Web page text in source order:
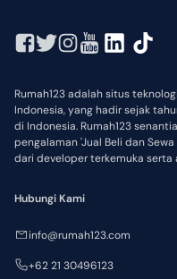
Rumah123 adalah situs
Indonesia, yang hadir sejak
di Indonesia. Rumah123
pengalaman 'Jual Beli dan
dari developer terkemuka serta
Hubungi Kami
info@rumah123.com
+62 21 30496123